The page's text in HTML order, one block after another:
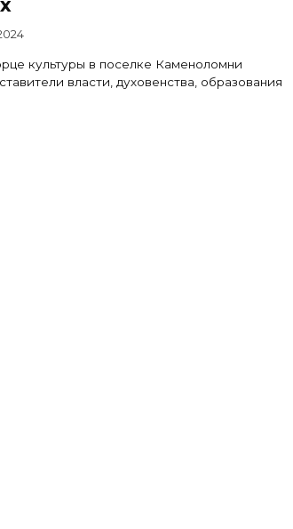
культуры в поселке Каменоломни
власти, духовенства, образования